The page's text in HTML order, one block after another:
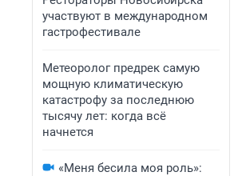
участвуют в международном
гастрофестивале
Метеоролог предрек самую
мощную климатическую
катастрофу за последнюю
тысячу лет: когда всё
начнется
«Меня бесила моя роль»: